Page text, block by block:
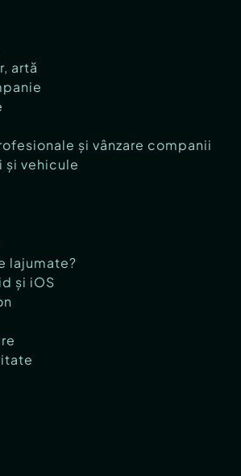
artă
și vânzare companii
și vehicule
lajumate?
și iOS